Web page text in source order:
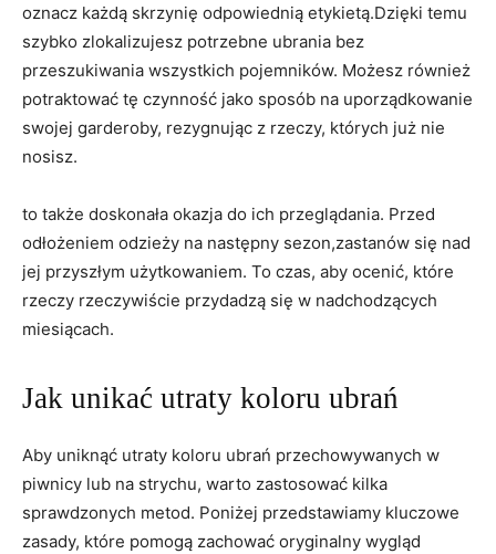
oznacz każdą skrzynię odpowiednią etykietą.Dzięki temu
szybko zlokalizujesz potrzebne ubrania bez
przeszukiwania wszystkich pojemników. Możesz również
potraktować tę czynność jako sposób na uporządkowanie
swojej garderoby, rezygnując z rzeczy, których już nie
nosisz.
to także doskonała okazja do ich przeglądania. Przed
odłożeniem odzieży na następny sezon,zastanów się nad
jej przyszłym użytkowaniem. To czas, aby ocenić, które
rzeczy rzeczywiście przydadzą się w nadchodzących
miesiącach.
Jak unikać utraty koloru ubrań
Aby uniknąć utraty koloru ubrań przechowywanych w
piwnicy lub na strychu, warto zastosować kilka
sprawdzonych metod. Poniżej przedstawiamy kluczowe
zasady, które pomogą zachować oryginalny wygląd